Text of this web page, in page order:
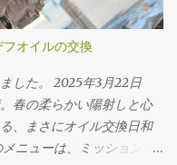
オイルの交換
した。 2025年3月22日
春の柔らかい陽射しと心
、まさにオイル交換日和
ニューは、ミッションオ